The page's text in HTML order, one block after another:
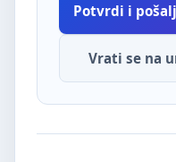
Potvrdi i
Vrati se na